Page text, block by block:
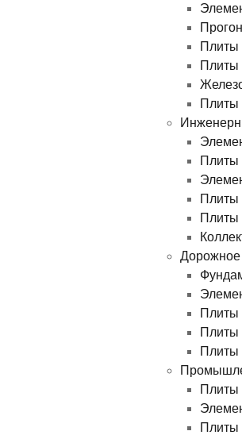
Плиты
Плиты
Плиты
Плиты
Плиты
Дорожное
Плиты
Плиты
Плиты
Плиты